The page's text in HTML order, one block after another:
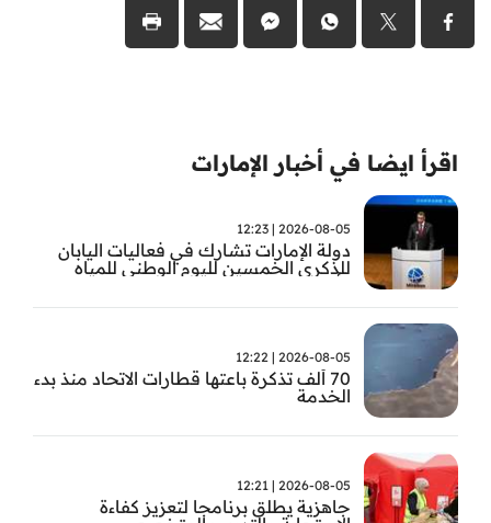
اقرأ ايضا في أخبار الإمارات
2026-08-05 | 12:23
دولة الإمارات تشارك في فعاليات اليابان
للذكرى الخمسين لليوم الوطني للمياه
2026-08-05 | 12:22
70 ألف تذكرة باعتها قطارات الاتحاد منذ بدء
الخدمة
2026-08-05 | 12:21
جاهزية يطلق برنامجا لتعزيز كفاءة